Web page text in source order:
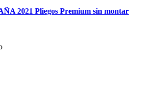
2021 Pliegos Premium sin montar